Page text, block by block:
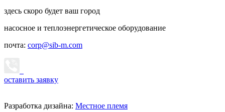
здесь скоро будет ваш город
насосное и теплоэнергетическое оборудование
почта: corp@sib-m.com
оставить заявку
Разработка дизайна: Местное племя